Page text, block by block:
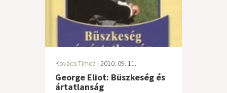
Kovács Tímea | 2010. 09. 11.
George Eliot: Büszkeség és
ártatlanság